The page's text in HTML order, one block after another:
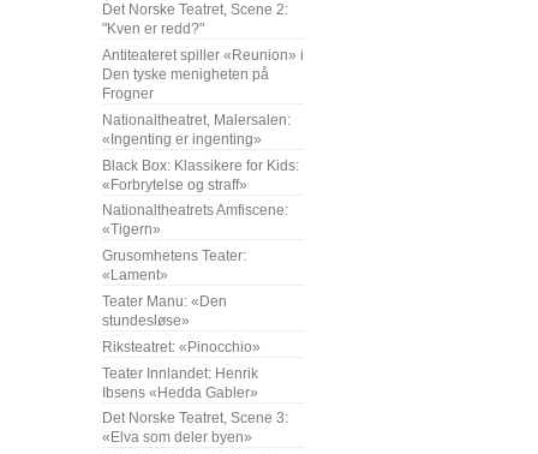
Det Norske Teatret, Scene 2:
"Kven er redd?"
Antiteateret spiller «Reunion» i
Den tyske menigheten på
Frogner
Nationaltheatret, Malersalen:
«Ingenting er ingenting»
Black Box: Klassikere for Kids:
«Forbrytelse og straff»
Nationaltheatrets Amfiscene:
«Tigern»
Grusomhetens Teater:
«Lament»
Teater Manu: «Den
stundesløse»
Riksteatret: «Pinocchio»
Teater Innlandet: Henrik
Ibsens «Hedda Gabler»
Det Norske Teatret, Scene 3:
«Elva som deler byen»